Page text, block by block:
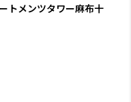
トメンツタワー麻布十